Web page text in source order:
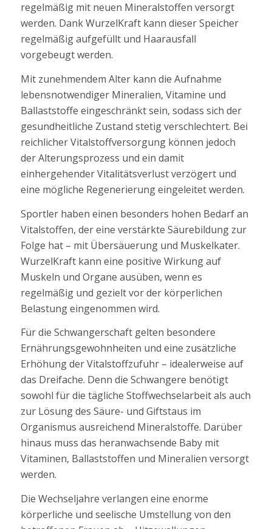
regelmäßig mit neuen Mineralstoffen versorgt
werden. Dank WurzelKraft kann dieser Speicher
regelmäßig aufgefüllt und Haarausfall
vorgebeugt werden.
Mit zunehmendem Alter kann die Aufnahme
lebensnotwendiger Mineralien, Vitamine und
Ballaststoffe eingeschränkt sein, sodass sich der
gesundheitliche Zustand stetig verschlechtert. Bei
reichlicher Vitalstoffversorgung können jedoch
der Alterungsprozess und ein damit
einhergehender Vitalitätsverlust verzögert und
eine mögliche Regenerierung eingeleitet werden.
Sportler haben einen besonders hohen Bedarf an
Vitalstoffen, der eine verstärkte Säurebildung zur
Folge hat – mit Übersäuerung und Muskelkater.
WurzelKraft kann eine positive Wirkung auf
Muskeln und Organe ausüben, wenn es
regelmäßig und gezielt vor der körperlichen
Belastung eingenommen wird.
Für die Schwangerschaft gelten besondere
Ernährungsgewohnheiten und eine zusätzliche
Erhöhung der Vitalstoffzufuhr – idealerweise auf
das Dreifache. Denn die Schwangere benötigt
sowohl für die tägliche Stoffwechselarbeit als auch
zur Lösung des Säure- und Giftstaus im
Organismus ausreichend Mineralstoffe. Darüber
hinaus muss das heranwachsende Baby mit
Vitaminen, Ballaststoffen und Mineralien versorgt
werden.
Die Wechseljahre verlangen eine enorme
körperliche und seelische Umstellung von den